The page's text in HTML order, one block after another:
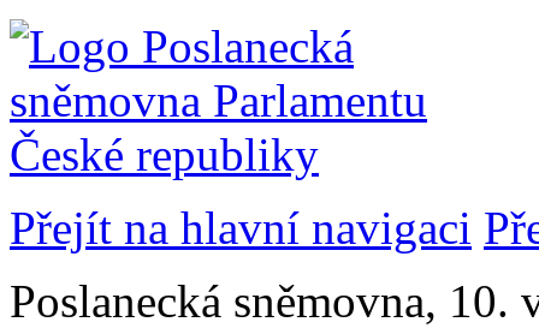
Přejít na hlavní navigaci
Poslanecká sněmovna,